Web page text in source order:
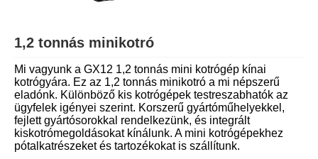
1,2 tonnás minikotró
Mi vagyunk a GX12 1,2 tonnás mini kotrógép kínai
kotrógyára. Ez az 1,2 tonnás minikotró a mi népszerű
eladónk. Különböző kis kotrógépek testreszabhatók az
ügyfelek igényei szerint. Korszerű gyártóműhelyekkel,
fejlett gyártósorokkal rendelkezünk, és integrált
kiskotrómegoldásokat kínálunk. A mini kotrógépekhez
pótalkatrészeket és tartozékokat is szállítunk.